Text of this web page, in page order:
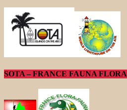
SOTA – FRANCE FAUNA FLORA